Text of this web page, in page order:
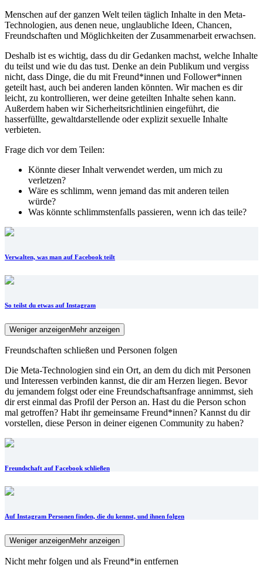
Menschen auf der ganzen Welt teilen täglich Inhalte in den Meta-
Technologien, aus denen neue, unglaubliche Ideen, Chancen,
Freundschaften und Möglichkeiten der Zusammenarbeit erwachsen.
Deshalb ist es wichtig, dass du dir Gedanken machst, welche Inhalte
du teilst und wie du das tust. Denke an dein Publikum und vergiss
nicht, dass Dinge, die du mit Freund*innen und Follower*innen
geteilt hast, auch bei anderen landen könnten. Wir machen es dir
leicht, zu kontrollieren, wer deine geteilten Inhalte sehen kann.
Außerdem haben wir Sicherheitsrichtlinien eingeführt, die
hasserfüllte, gewaltdarstellende oder explizit sexuelle Inhalte
verbieten.
Frage dich vor dem Teilen:
Könnte dieser Inhalt verwendet werden, um mich zu
verletzen?
Wäre es schlimm, wenn jemand das mit anderen teilen
würde?
Was könnte schlimmstenfalls passieren, wenn ich das teile?
Verwalten, was man auf Facebook teilt
So teilst du etwas auf Instagram
Weniger anzeigenMehr anzeigen
Freundschaften schließen und Personen folgen
Die Meta-Technologien sind ein Ort, an dem du dich mit Personen
und Interessen verbinden kannst, die dir am Herzen liegen. Bevor
du jemandem folgst oder eine Freundschaftsanfrage annimmst, sieh
dir erst einmal das Profil der Person an. Hast du die Person schon
mal getroffen? Habt ihr gemeinsame Freund*innen? Kannst du dir
vorstellen, diese Person in deiner eigenen Community zu haben?
Freundschaft auf Facebook schließen
Auf Instagram Personen finden, die du kennst, und ihnen folgen
Weniger anzeigenMehr anzeigen
Nicht mehr folgen und als Freund*in entfernen